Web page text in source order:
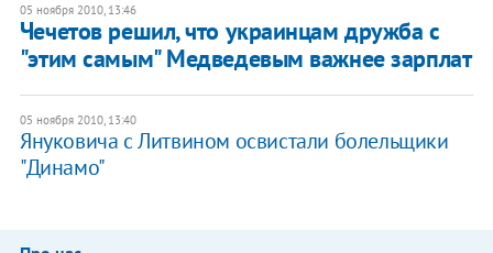
05 ноября 2010, 13:46
Чечетов решил, что украинцам дружба с
"этим самым" Медведевым важнее зарплат
05 ноября 2010, 13:40
Януковича с Литвином освистали болельщики
"Динамо"